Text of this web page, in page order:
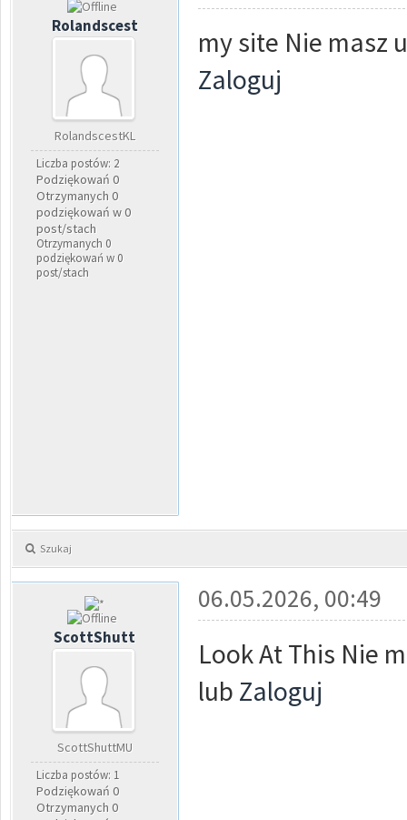
Rolandscest
RolandscestKL
Liczba postów: 2
Podziękowań 0
Otrzymanych 0
podziękowań w 0
post/stach
Otrzymanych 0
podziękowań w 0
post/stach
my site Nie masz
Zaloguj
Szukaj
ScottShutt
ScottShuttMU
Liczba postów: 1
Podziękowań 0
Otrzymanych 0
06.05.2026, 00:49
Look At This Nie
lub Zaloguj